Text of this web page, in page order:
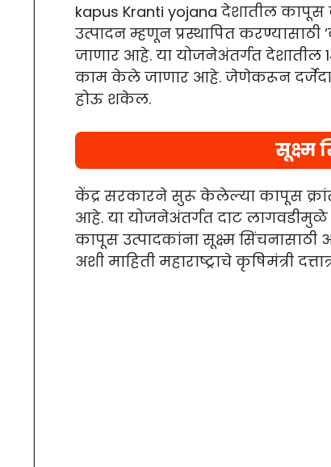
kapus Kranti yojana देशातील कापूस
उत्पादन म्हणून प्रस्थापित करण्यासाठी
जाणार आहे. या योजनेअंतर्गत देशातील
काम केले जाणार आहे. जेणेकरून
होऊ शकेल.
सूक्ष्म
केंद्र सरकारने सुरू केलेल्या कापूस क्रांती
आहे. या योजनेअंतर्गत दाट
कापूस उत्पादकांना सूक्ष्म
अशी माहिती महाराष्ट्राचे कृषिमंत्री